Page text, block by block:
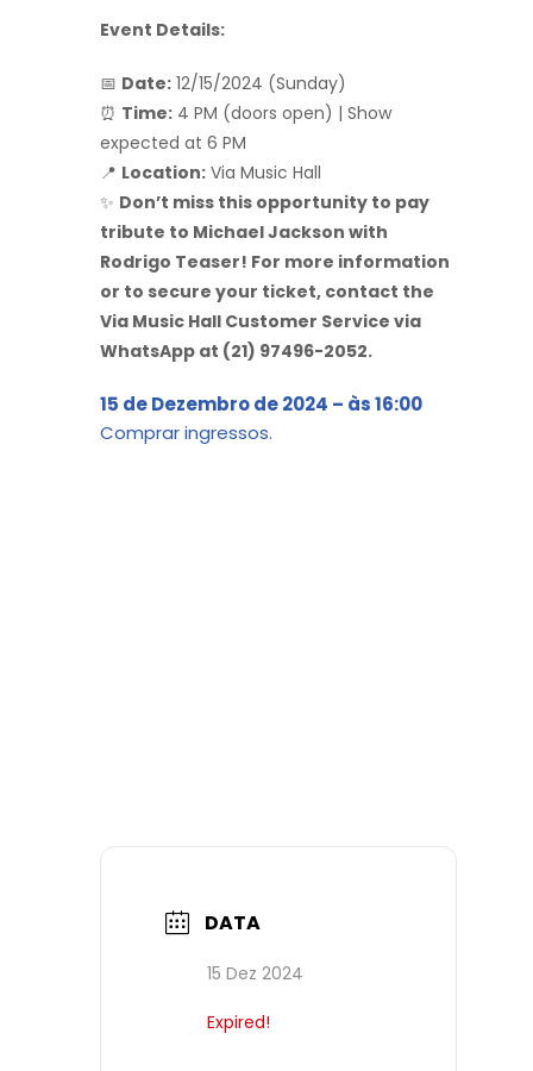
Event Details:
📅 Date: 12/15/2024 (Sunday)
⏰ Time: 4 PM (doors open) | Show
expected at 6 PM
📍 Location: Via Music Hall
✨ Don’t miss this opportunity to pay
tribute to Michael Jackson with
Rodrigo Teaser! For more information
or to secure your ticket, contact the
Via Music Hall Customer Service via
WhatsApp at (21) 97496-2052.
15 de Dezembro de 2024 – às 16:00
Comprar ingressos.
DATA
15 Dez 2024
Expired!